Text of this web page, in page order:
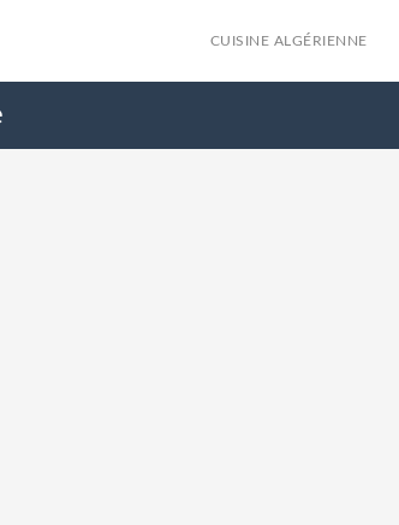
CUISINE ALGÉRIENNE